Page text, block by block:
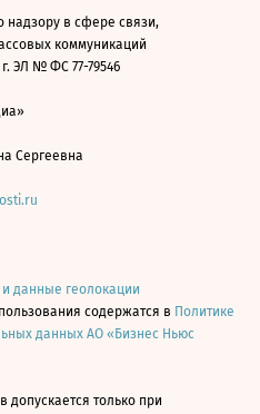
в сфере связи,
коммуникаций
ЭЛ № ФС 77-79546
Сергеевна
и данные геолокации
содержатся в Политике
данных АО «Бизнес Ньюс
только при